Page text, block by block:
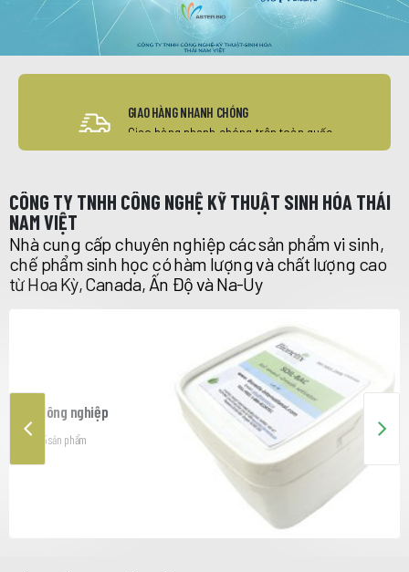
GIAO HÀNG NHANH CHÓNG
Giao hàng nhanh chóng trên toàn quốc
CÔNG TY TNHH CÔNG NGHỆ KỸ THUẬT SINH HÓA THÁI
NAM VIỆT
Nhà cung cấp chuyên nghiệp các sản phẩm vi sinh,
chế phẩm sinh học có hàm lượng và chất lượng cao
từ Hoa Kỳ, Canada, Ấn Độ và Na-Uy
Nông nghiệp
15sản phẩm